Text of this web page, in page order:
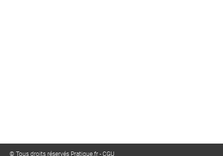
© Tous droits réservés Pratique.fr -CGU